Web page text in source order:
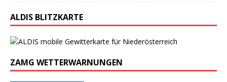
ALDIS BLITZKARTE
ZAMG WETTERWARNUNGEN